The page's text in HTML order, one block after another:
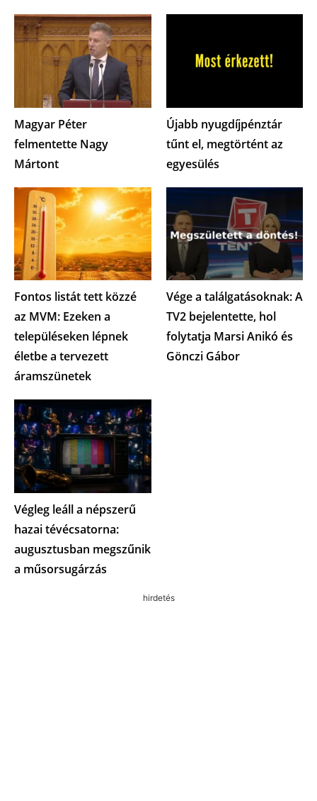
Magyar Péter
felmentette Nagy
Mártont
Újabb nyugdíjpénztár
tűnt el, megtörtént az
egyesülés
Fontos listát tett közzé
az MVM: Ezeken a
településeken lépnek
életbe a tervezett
áramszünetek
Vége a találgatásoknak: A
TV2 bejelentette, hol
folytatja Marsi Anikó és
Gönczi Gábor
Végleg leáll a népszerű
hazai tévécsatorna:
augusztusban megszűnik
a műsorsugárzás
hirdetés